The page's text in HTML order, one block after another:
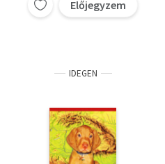
Előjegyzem
IDEGEN